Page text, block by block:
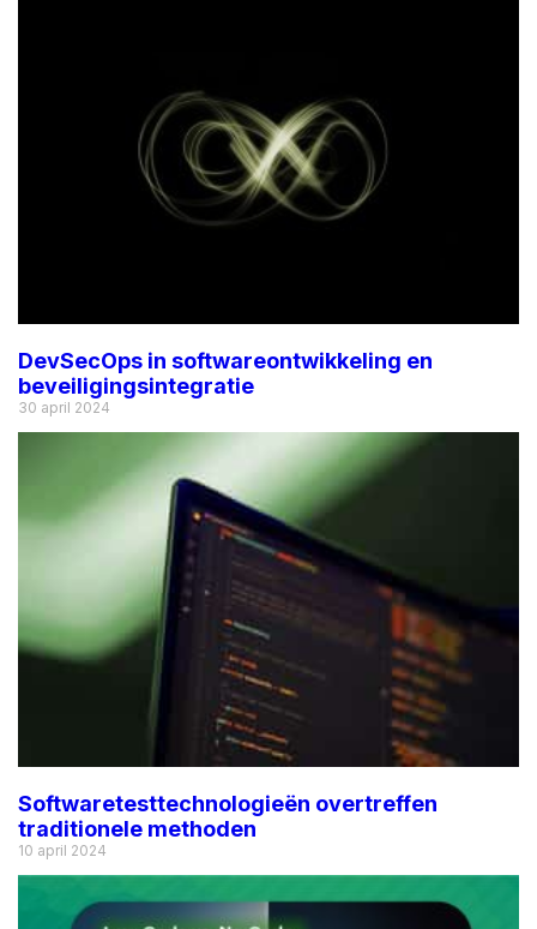
DevSecOps in softwareontwikkeling en
beveiligingsintegratie
30 april 2024
Softwaretesttechnologieën overtreffen
traditionele methoden
10 april 2024